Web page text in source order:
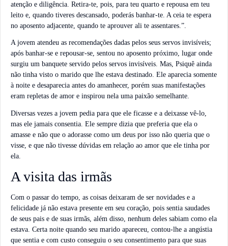
atenção e diligência. Retira-te, pois, para teu quarto e repousa em teu
leito e, quando tiveres descansado, poderás banhar-te. A ceia te espera
no aposento adjacente, quando te aprouver ali te assentares.”.
A jovem atendeu as recomendações dadas pelos seus servos invisíveis;
após banhar-se e repousar-se, sentou no aposento próximo, lugar onde
surgiu um banquete servido pelos servos invisíveis. Mas, Psiquê ainda
não tinha visto o marido que lhe estava destinado. Ele aparecia somente
à noite e desaparecia antes do amanhecer, porém suas manifestações
eram repletas de amor e inspirou nela uma paixão semelhante.
Diversas vezes a jovem pedia para que ele ficasse e a deixasse vê-lo,
mas ele jamais consentia. Ele sempre dizia que preferia que ela o
amasse e não que o adorasse como um deus por isso não queria que o
visse, e que não tivesse dúvidas em relação ao amor que ele tinha por
ela.
A visita das irmãs
Com o passar do tempo, as coisas deixaram de ser novidades e a
felicidade já não estava presente em seu coração, pois sentia saudades
de seus pais e de suas irmãs, além disso, nenhum deles sabiam como ela
estava. Certa noite quando seu marido apareceu, contou-lhe a angústia
que sentia e com custo conseguiu o seu consentimento para que suas